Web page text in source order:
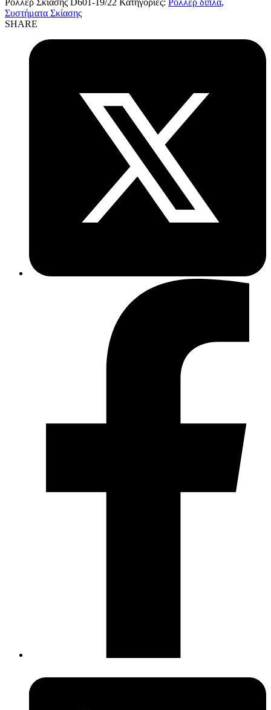
Ρόλλερ Σκίασης D601-19/22 Κατηγορίες: Ρόλλερ διπλά,
Συστήματα Σκίασης
SHARE